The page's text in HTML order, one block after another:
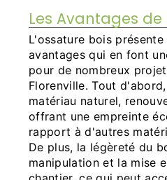
Les Avantages de
L'ossature bois
avantages qui en font
pour de nombreux
Florenville. Tout
matériau naturel,
offrant une empreinte
rapport à d'autres
De plus, la légèreté du
manipulation et la mise